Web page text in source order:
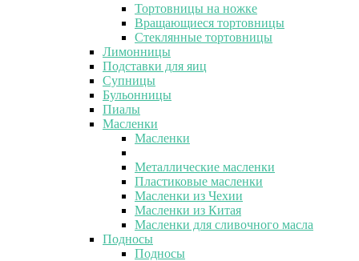
Тортовницы на ножке
Вращающиеся тортовницы
Стеклянные тортовницы
Лимонницы
Подставки для яиц
Супницы
Бульонницы
Пиалы
Масленки
Масленки
Металлические масленки
Пластиковые масленки
Масленки из Чехии
Масленки из Китая
Масленки для сливочного масла
Подносы
Подносы